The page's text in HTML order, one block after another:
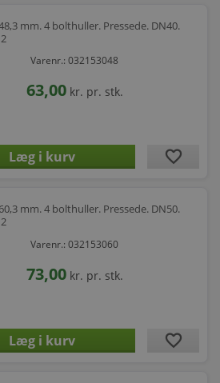
mm. 4 bolthuller. Pressede. DN40.
Varenr.: 032153048
63,00 kr. pr. stk.
favorite
mm. 4 bolthuller. Pressede. DN50.
Varenr.: 032153060
73,00 kr. pr. stk.
favorite